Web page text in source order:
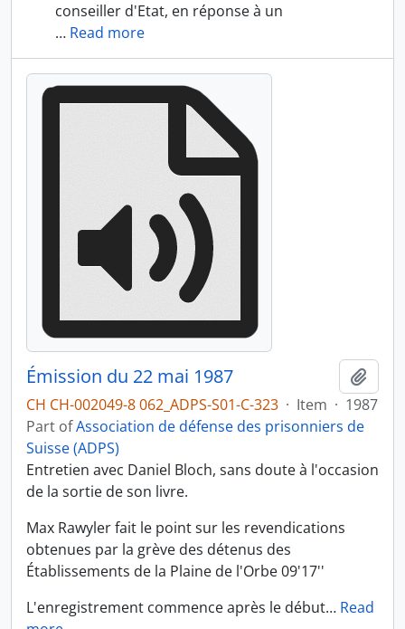
conseiller d'Etat, en réponse à un
… Read more
Émission du 22 mai 1987
CH CH-002049-8 062_ADPS-S01-C-323 · Item · 1987
Part ofAssociation de défense des prisonniers de
Suisse (ADPS)
Entretien avec Daniel Bloch, sans doute à l'occasion
de la sortie de son livre.
Max Rawyler fait le point sur les revendications
obtenues par la grève des détenus des
Établissements de la Plaine de l'Orbe 09'17''
L'enregistrement commence après le début… Read